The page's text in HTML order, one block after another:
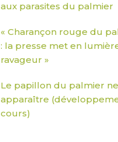
aux parasites du palmier
« Charançon rouge du
: la presse met en
ravageur »
Le papillon du palmier
apparaître
cours)